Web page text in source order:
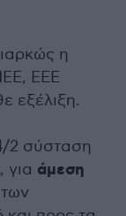
η
ΕΕΕ
εξέλιξη.
2 σύσταση
για άμεση
των